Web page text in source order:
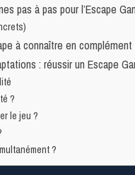
pas à pas pour l’Escape
à connaître en complément
: réussir un Escape
?
le jeu ?
?